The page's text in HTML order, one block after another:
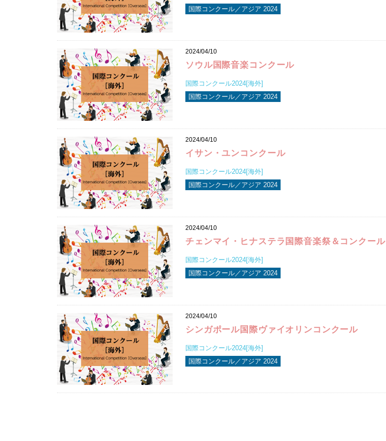
国際コンクール／アジア 2024
2024/04/10
ソウル国際音楽コンクール
国際コンクール2024[海外]
国際コンクール／アジア 2024
2024/04/10
イサン・ユンコンクール
国際コンクール2024[海外]
国際コンクール／アジア 2024
2024/04/10
チェンマイ・ヒナステラ国際音楽祭＆コンクール
国際コンクール2024[海外]
国際コンクール／アジア 2024
2024/04/10
シンガポール国際ヴァイオリンコンクール
国際コンクール2024[海外]
国際コンクール／アジア 2024